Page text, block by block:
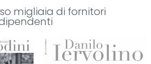
migliaia di fornitori